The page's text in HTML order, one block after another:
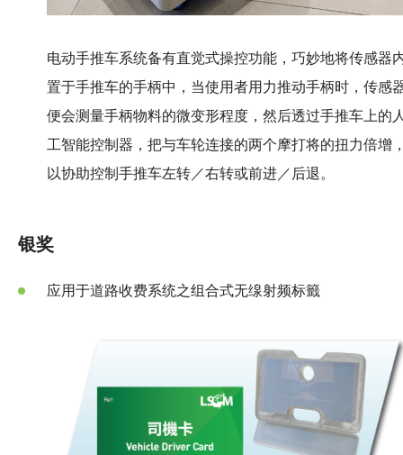
电动手推车系统备有直觉式操控功能，巧妙地将传感器
置于手推车的手柄中，当使用者用力推动手柄时，传感
便会测量手柄物料的微变形程度，然后透过手推车上的
工智能控制器，把与车轮连接的两个摩打将的扭力倍增
以协助控制手推车左转／右转或前进／后退。
银奖
应用于道路收费系统之组合式无缐射频标籤